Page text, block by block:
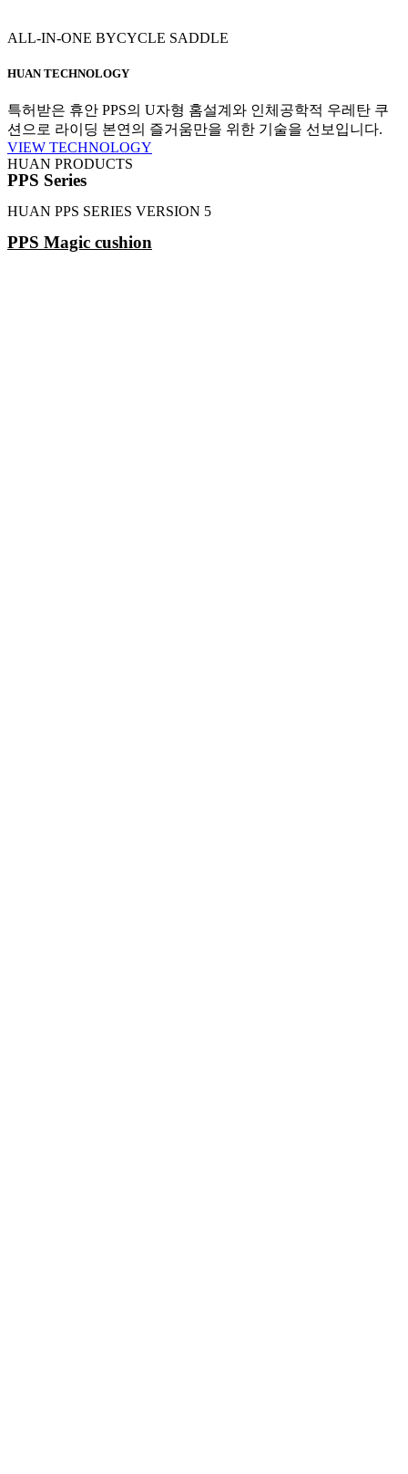
ALL-IN-ONE BYCYCLE SADDLE
HUAN TECHNOLOGY
특허받은 휴안 PPS의 U자형 홈설계와 인체공학적 우레탄 쿠
션으로 라이딩 본연의 즐거움만을 위한 기술을 선보입니다.
VIEW TECHNOLOGY
HUAN PRODUCTS
PPS Series
HUAN PPS SERIES VERSION 5
PPS Magic cushion